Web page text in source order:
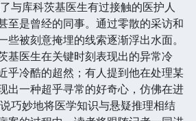
与库科茨基医生有过接触的医护人
至是曾经的同事。通过零散的采访和
些被刻意掩埋的线索逐渐浮出水面。
基医生在关键时刻表现出的异常冷
乎冷酷的超然；有人提到他在处理某
出一种超乎寻常的好奇心，仿佛在进
巧妙地将医学知识与悬疑推理相结